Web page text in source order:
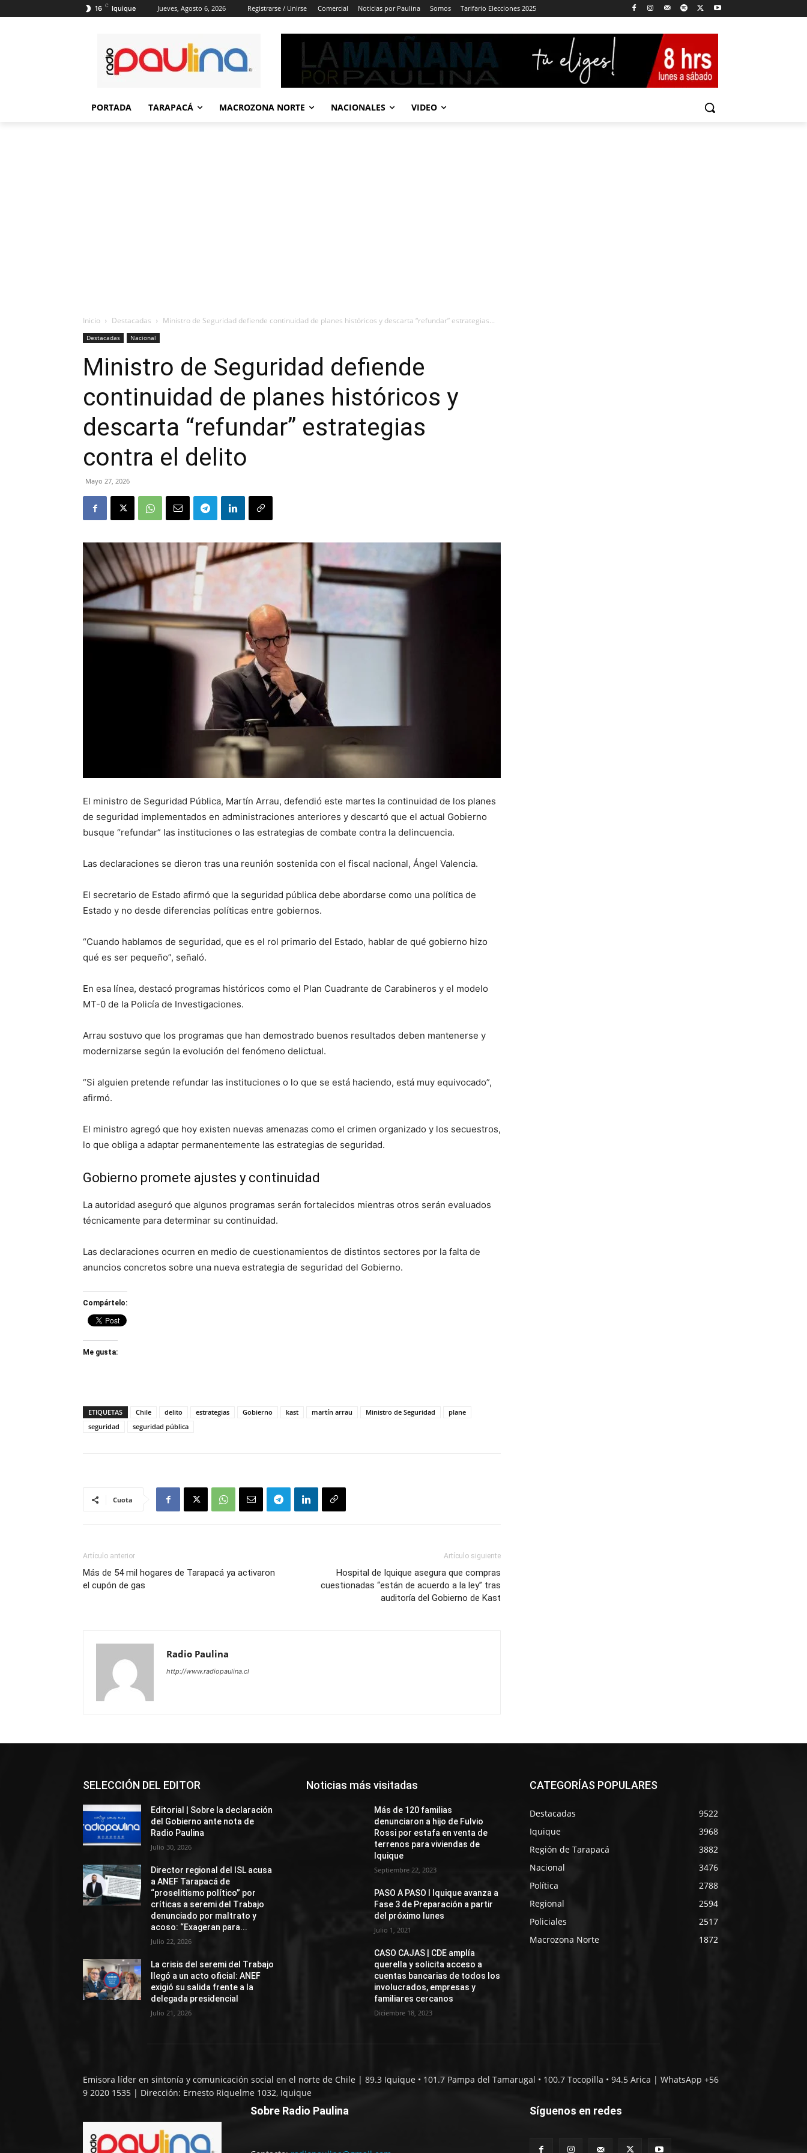
16 C Iquique Jueves, Agosto 6, 2026 Registrarse / Unirse Comercial Noticias por Paulina Somos Tarifario Elecciones 2025
PORTADA TARAPACÁ MACROZONA NORTE NACIONALES VIDEO
Inicio Destacadas Ministro de Seguridad defiende continuidad de planes históricos y descarta “refundar” estrategias...
Destacadas Nacional
Ministro de Seguridad defiende
continuidad de planes históricos y
descarta “refundar” estrategias
contra el delito
Mayo 27, 2026
El ministro de Seguridad Pública, Martín Arrau, defendió este martes la continuidad de los planes
de seguridad implementados en administraciones anteriores y descartó que el actual Gobierno
busque “refundar” las instituciones o las estrategias de combate contra la delincuencia.
Las declaraciones se dieron tras una reunión sostenida con el fiscal nacional, Ángel Valencia.
El secretario de Estado afirmó que la seguridad pública debe abordarse como una política de
Estado y no desde diferencias políticas entre gobiernos.
“Cuando hablamos de seguridad, que es el rol primario del Estado, hablar de qué gobierno hizo
qué es ser pequeño”, señaló.
En esa línea, destacó programas históricos como el Plan Cuadrante de Carabineros y el modelo
MT-0 de la Policía de Investigaciones.
Arrau sostuvo que los programas que han demostrado buenos resultados deben mantenerse y
modernizarse según la evolución del fenómeno delictual.
“Si alguien pretende refundar las instituciones o lo que se está haciendo, está muy equivocado”,
afirmó.
El ministro agregó que hoy existen nuevas amenazas como el crimen organizado y los secuestros,
lo que obliga a adaptar permanentemente las estrategias de seguridad.
Gobierno promete ajustes y continuidad
La autoridad aseguró que algunos programas serán fortalecidos mientras otros serán evaluados
técnicamente para determinar su continuidad.
Las declaraciones ocurren en medio de cuestionamientos de distintos sectores por la falta de
anuncios concretos sobre una nueva estrategia de seguridad del Gobierno.
Compártelo:
Me gusta:
ETIQUETAS Chile delito estrategias Gobierno kast martín arrau Ministro de Seguridad
plane
seguridad
seguridad pública
Cuota
Artículo anterior
Más de 54 mil hogares de Tarapacá ya activaron
el cupón de gas
Artículo siguiente
Hospital de Iquique asegura que compras
cuestionadas “están de acuerdo a la ley” tras
auditoría del Gobierno de Kast
Radio Paulina
http://www.radiopaulina.cl
SELECCIÓN DEL EDITOR
Editorial | Sobre la declaración
del Gobierno ante nota de
Radio Paulina
Julio 30, 2026
Director regional del ISL acusa
a ANEF Tarapacá de
“proselitismo político” por
críticas a seremi del Trabajo
denunciado por maltrato y
acoso: “Exageran para...
Julio 22, 2026
La crisis del seremi del Trabajo
llegó a un acto oficial: ANEF
exigió su salida frente a la
delegada presidencial
Julio 21, 2026
Noticias más visitadas
Más de 120 familias
denunciaron a hijo de Fulvio
Rossi por estafa en venta de
terrenos para viviendas de
Iquique
Septiembre 22, 2023
PASO A PASO I Iquique avanza a
Fase 3 de Preparación a partir
del próximo lunes
Julio 1, 2021
CASO CAJAS | CDE amplía
querella y solicita acceso a
cuentas bancarias de todos los
involucrados, empresas y
familiares cercanos
Diciembre 18, 2023
CATEGORÍAS POPULARES
Destacadas
9522
Iquique
3968
Región de Tarapacá
3882
Nacional
3476
Política
2788
Regional
2594
Policiales
2517
Macrozona Norte
1872
Emisora líder en sintonía y comunicación social en el norte de Chile | 89.3 Iquique • 101.7 Pampa del Tamarugal • 100.7 Tocopilla • 94.5 Arica | WhatsApp +56
9 2020 1535 | Dirección: Ernesto Riquelme 1032, Iquique
Sobre Radio Paulina Síguenos en redes